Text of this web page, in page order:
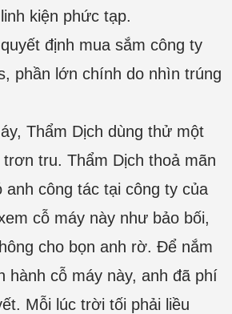
kiện phức tạp.
định mua sắm công ty
phần lớn chính do nhìn trúng
Thẩm Dịch dùng thử một
tru. Thẩm Dịch thoả mãn
anh công tác tại công ty của
cỗ máy này như bảo bối,
cho bọn anh rờ. Để nắm
hành cỗ máy này, anh đã phí
Mỗi lúc trời tối phải liều